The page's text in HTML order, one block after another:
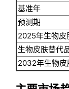
基准年
预测期
2025年生物皮
生物皮肤替代
2032年生物皮